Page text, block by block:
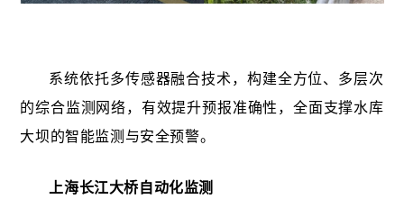
系统依托多传感器融合技术，构建全方位、多层次
的综合监测网络，有效提升预报准确性，全面支撑水库
大坝的智能监测与安全预警。
上海长江大桥自动化监测